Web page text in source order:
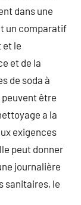
dans une
un comparatif
et le
et de la
de soda à
être
a la
exigences
peut donner
journalière
sanitaires, le